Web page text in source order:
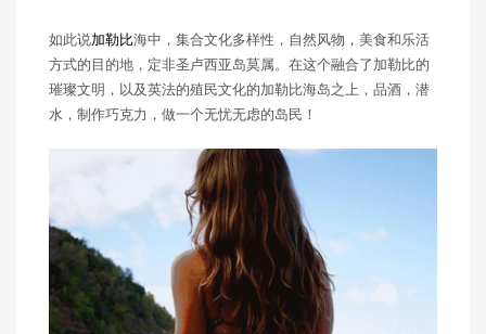
如此说加勒比海中，集合文化多样性，自然风物，美食和乐活
方式的目的地，定非圣卢西亚岛莫属。在这个融合了加勒比的
璀璨文明，以及英法的殖民文化的加勒比海岛之上，品酒，潜
水，制作巧克力，做一个无忧无虑的岛民！